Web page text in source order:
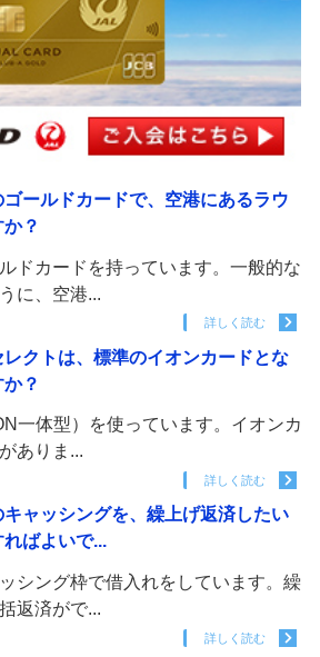
ールドカードで、空港にあるラウ
？
ドカードを持っています。一般的な
に、空港...
詳しく読む
クトは、標準のイオンカードとな
？
一体型）を使っています。イオンカ
ありま...
詳しく読む
ャッシングを、繰上げ返済したい
ばよいで...
シング枠で借入れをしています。繰
返済がで...
詳しく読む